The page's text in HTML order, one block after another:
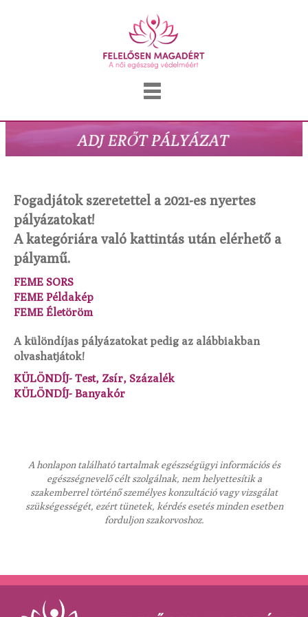
Fogadjátok szeretettel a 2021-es nyertes
pályázatokat!
A kategóriára való kattintás után elérhető a
pályamű.
FEME SORS
FEME Példakép
FEME Életöröm
A különdíjas pályázatokat pedig az alábbiakban
olvashatjátok!
KÜLÖNDÍJ- Test, Zsír, Százalék
KÜLÖNDÍJ- Banyakór
A honlapon található tartalmak egészségügyi információs és
egészségnevelő célt szolgálnak, nem helyettesítik a
szakemberrel történő személyes konzultáció vagy vizsgálat
szükségességét, ezért tünetek, kérdés esetés minden esetben
forduljon szakorvoshoz.